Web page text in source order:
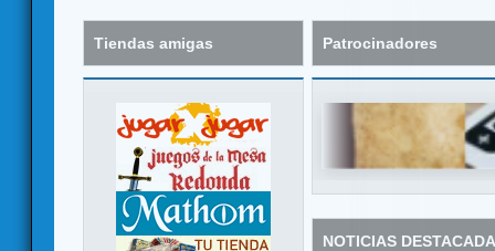
Tiendas amigas Patrocinadores
NOTICIAS